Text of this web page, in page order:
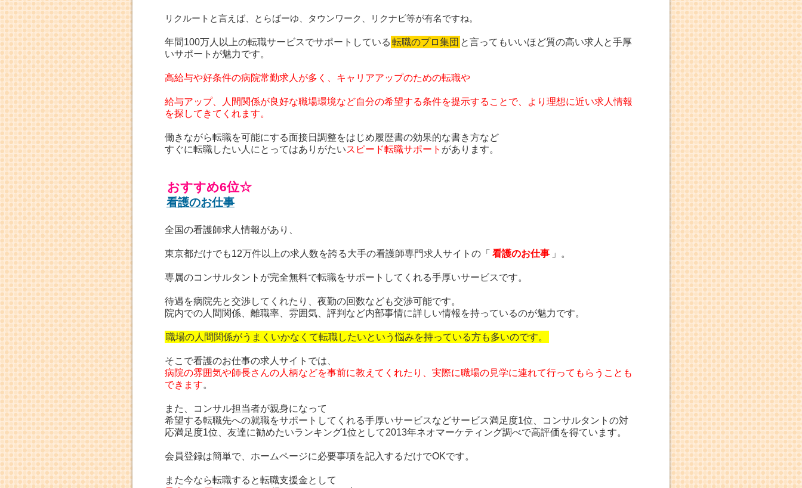
リクルートと言えば、とらばーゆ、タウンワーク、リクナビ等が有名ですね。
年間100万人以上の転職サービスでサポートしている 転職のプロ集団 と言ってもいいほど質の高い求人と手厚
いサポートが魅力です。
高給与や好条件の病院常勤求人が多く、キャリアアップのための転職や
給与アップ、人間関係が良好な職場環境など自分の希望する条件を提示することで、
より理想に近い求人情報
を探してきてくれます。
働きながら転職を可能にする面接日調整をはじめ履歴書の効果的な書き方など
すぐに転職したい人にとってはありがたいスピード転職サポート があります。
おすすめ6位☆
看護のお仕事
全国の看護師求人情報があり、
東京都だけでも12万件以上の求人数を誇る大手の看護師専門求人サイトの「 看護のお仕事 」。
専属のコンサルタントが完全無料で転職をサポートしてくれる手厚いサービスです。
待遇を病院先と交渉してくれたり、夜勤の回数なども交渉可能です。
院内での人間関係、離職率、雰囲気、評判など内部事情に詳しい情報を持っているのが魅力です。
職場の人間関係がうまくいかなくて転職したいという悩みを持っている方も多いのです。
そこで看護のお仕事の求人サイトでは、
病院の雰囲気や師長さんの人柄などを事前に教えてくれたり、 実際に職場の見学に連れて行ってもらうことも
できます。
また、コンサル担当者が親身になって
希望する転職先への就職をサポートしてくれる手厚いサービスなどサービス満足度1位、コンサルタントの対
応満足度1位、 友達に勧めたいランキング1位として2013年ネオマーケティング調べで高評価を得ています。
会員登録は簡単で、ホームページに必要事項を記入するだけでOKです。
また今なら転職すると転職支援金として